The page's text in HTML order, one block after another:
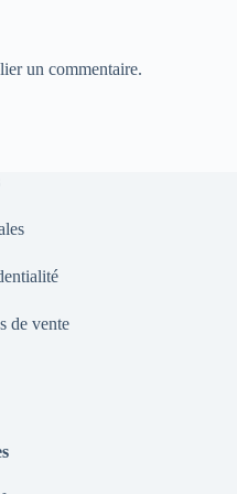
un commentaire.
de vente